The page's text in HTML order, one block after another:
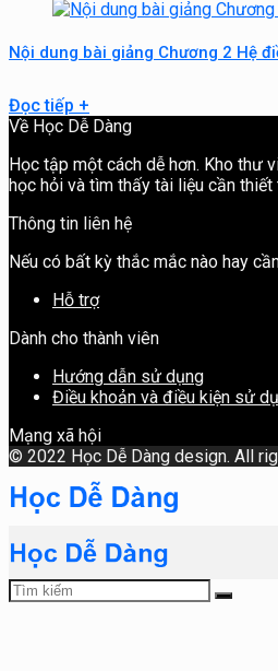
Nội dung bài giảng Chương 2 Hệ
Đọc tiếp +
Về Học Dễ Dàng
Học tập một cách dễ hơn. Kho thư
học hỏi và tìm thấy tài liệu cần
Thông tin liên hệ
Nếu có bất kỳ thắc mắc nào hay
Hỗ trợ
Dành cho thành viên
Hướng dẫn sử dụng
Điều khoản và điều kiện sử
Mạng xã hội
© 2022 Học Dễ Dàng design. All